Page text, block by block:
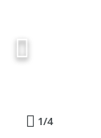
1/4